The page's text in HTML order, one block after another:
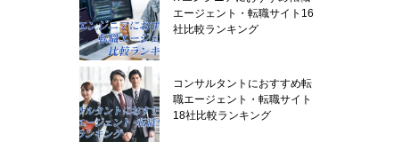
エージェント・転職サイト16
社比較ランキング
コンサルタントにおすすめ転
職エージェント・転職サイト
18社比較ランキング